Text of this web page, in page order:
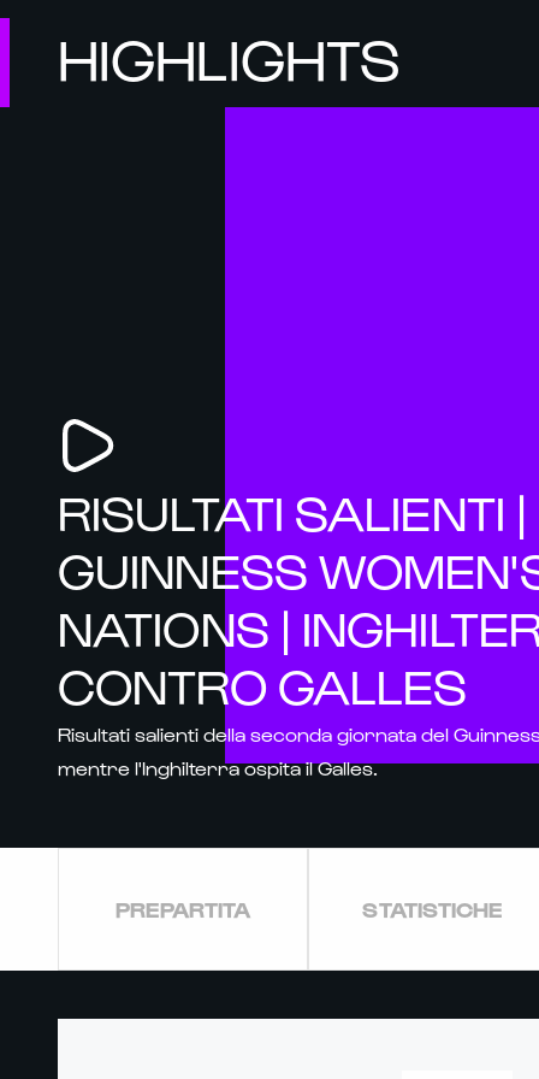
HIGHLIGHTS
RISULTATI SALIENTI |
GUINNESS
NATIONS |
CONTRO GALLES
Risultati salienti della seconda giornata del
mentre l'Inghilterra ospita il Galles.
PREPARTITA STATISTICHE